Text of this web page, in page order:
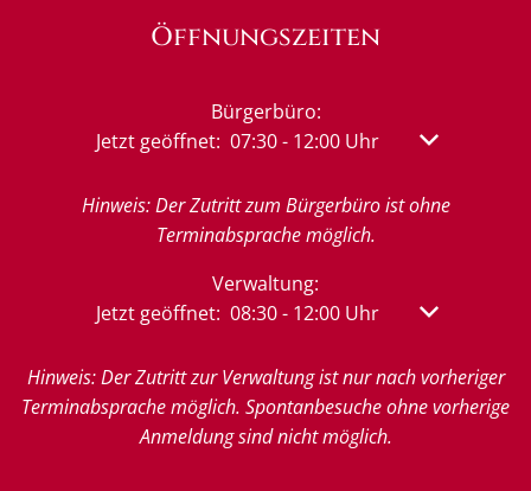
Öffnungszeiten
Bürgerbüro:
Klicken, um weitere Öffnungs- oder
Jetzt geöffnet: 07:30- 12:00Uhr Von 07:30
Hinweis: Der Zutritt zum Bürgerbüro ist ohne
Terminabsprache möglich.
Verwaltung:
Klicken, um weitere Öffnungs- oder
Jetzt geöffnet: 08:30- 12:00Uhr Von 08:30
Hinweis: Der Zutritt zur Verwaltung ist nur nach vorheriger
Terminabsprache möglich. Spontanbesuche ohne vorherige
Anmeldung sind nicht möglich.